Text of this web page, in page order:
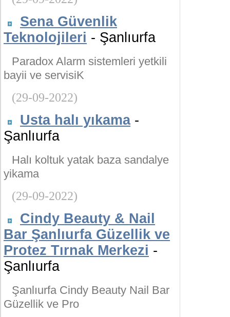
Sena Güvenlik
Teknolojileri - Şanlıurfa
Paradox Alarm sistemleri yetkili
bayii ve servisiK
(29-09-2022)
Usta halı yıkama-
Şanlıurfa
Halı koltuk yatak baza sandalye
yikama
(29-09-2022)
Cindy Beauty & Nail
Bar Şanlıurfa Güzellik ve
Protez Tırnak Merkezi -
Şanlıurfa
Şanlıurfa Cindy Beauty Nail Bar
Güzellik ve Pro